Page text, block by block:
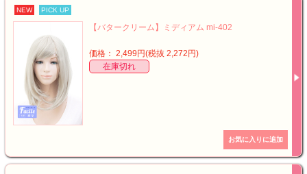
NEW PICK UP
【バタークリーム】ミディアム mi-402
価格： 2,499円(税抜 2,272円)
在庫切れ